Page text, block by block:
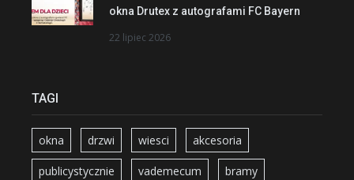
okna Drutex z autografami FC Bayern
22 lipiec 2026
TAGI
okna drzwi wiesci akcesoria
publicystycznie vademecum bramy